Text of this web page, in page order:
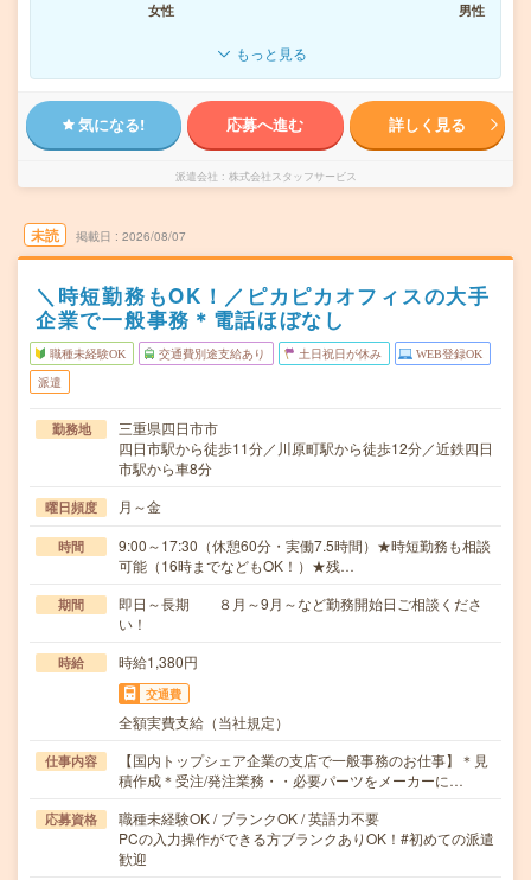
女性
男性
もっと見る
気になる! 応募へ進む 詳しく見る
派遣会社 株式会社スタッフサービス
未読 掲載日 2026/08/07
＼時短勤務もOK！／ピカピカオフィスの大手
企業で一般事務＊電話ほぼなし
職種未経験OK 交通費別途支給あり 土日祝日が休み WEB登録OK
派遣
勤務地
三重県四日市市
四日市駅から徒歩11分／川原町駅から徒歩12分／近鉄四日
市駅から車8分
曜日頻度 月～金
時間
9:00～17:30（休憩60分・実働7.5時間）★時短勤務も相談
可能（16時までなどもOK！）★残…
期間
即日～長期 ８月～9月～など勤務開始日ご相談くださ
い！
時給 時給1,380円
交通費
全額実費支給（当社規定）
仕事内容
【国内トップシェア企業の支店で一般事務のお仕事】＊見
積作成＊受注/発注業務・・必要パーツをメーカーに…
応募資格
職種未経験OK / ブランクOK / 英語力不要
PCの入力操作ができる方ブランクありOK！#初めての派遣
歓迎